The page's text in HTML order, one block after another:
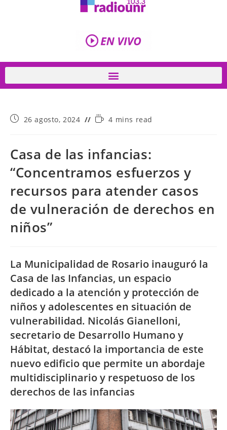
26 agosto, 2024 4 mins read
Casa de las infancias:
“Concentramos esfuerzos y
recursos para atender casos
de vulneración de derechos en
niños”
La Municipalidad de Rosario inauguró la
Casa de las Infancias, un espacio
dedicado a la atención y protección de
niños y adolescentes en situación de
vulnerabilidad. Nicolás Gianelloni,
secretario de Desarrollo Humano y
Hábitat, destacó la importancia de este
nuevo edificio que permite un abordaje
multidisciplinario y respetuoso de los
derechos de las infancias